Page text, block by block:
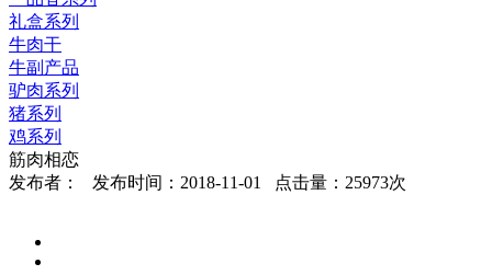
礼盒系列
牛肉干
牛副产品
驴肉系列
猪系列
鸡系列
筋肉相恋
发布者： 发布时间：2018-11-01 点击量：25973次